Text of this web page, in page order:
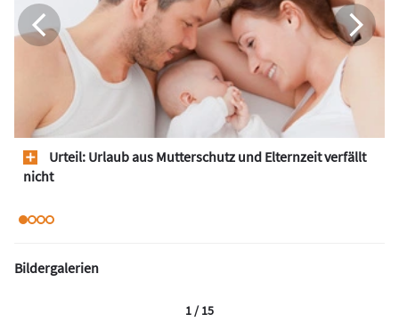
Urteil: Urlaub aus Mutterschutz und Elternzeit verfällt
nicht
Bildergalerien
1 / 15